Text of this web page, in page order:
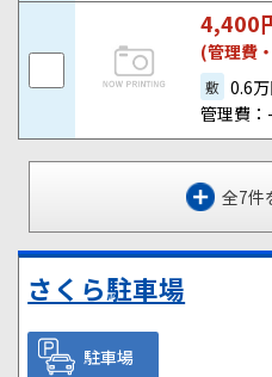
4,400
(管理費
敷 0.6
管理費
全7件
さくら駐車場
駐車場